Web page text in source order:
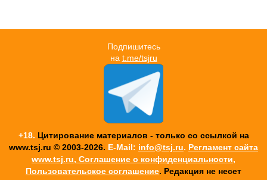
Подпишитесь
на t.me/tsjru
+18. Цитирование материалов - только со ссылкой на
www.tsj.ru © 2003-2026. E-Mail: info@tsj.ru. Регламент сайта
www.tsj.ru, Соглашение о конфиденциальности,
Пользовательское соглашение. Редакция не несет